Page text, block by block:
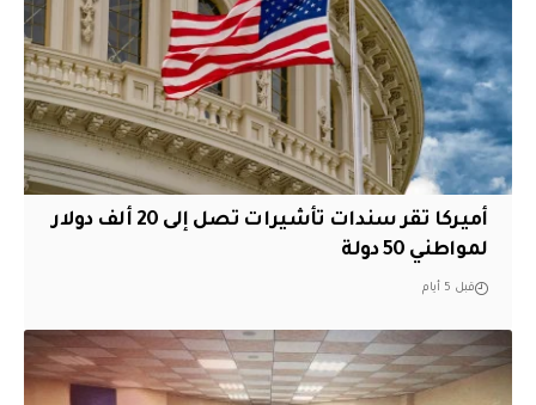
أميركا تقر سندات تأشيرات تصل إلى 20 ألف دولار
لمواطني 50 دولة
قبل 5 أيام